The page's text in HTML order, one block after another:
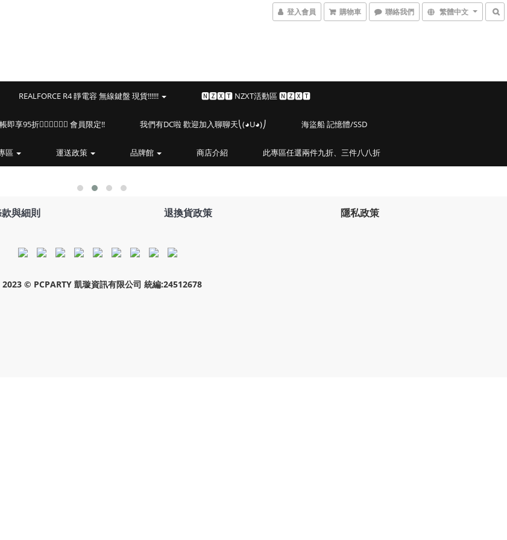
登入會員 購物車 聯絡我們 繁體中文
REALFORCE R4 靜電容 無線鍵盤 現貨!!!!!! 🅽🆉🆇🆃 NZXT活動區 🅽🆉🆇🆃
即享95折🏴‍☠️🏴‍☠️🏴‍☠️ 會員限定!! 我們有DC啦 歡迎加入聊聊天⎝(◕U◕)⎠ 海盜船 記憶體/SSD
區 運送政策 品牌館 商店介紹 此專區任選兩件九折、三件八八折
與細則 退換貨政策 隱私政策
2023 © PCPARTY 凱璇資訊有限公司 統編:24512678